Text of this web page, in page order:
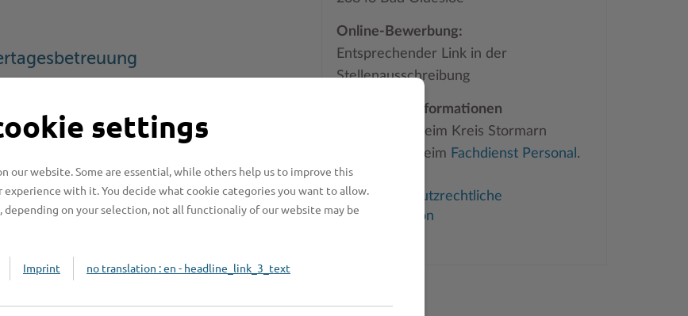
Online-Bewerbung:
Entsprechender Link in der
Stellenausschreibung
Allgemeine Informationen
über Stellen beim Kreis Stormarn
erhalten Sie beim Fachdienst Personal .
Datenschutzrechtliche
Information
settings
our website. Some are essential, while others help us to improve this
experience with it. You decide what cookie categories you want to allow.
depending on your selection, not all functionaliy of our website may be
Imprint no translation : en - headline_link_3_text